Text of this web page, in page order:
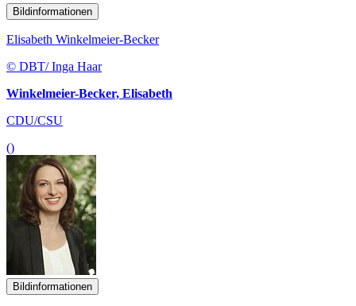
Bildinformationen
Elisabeth Winkelmeier-Becker
© DBT/ Inga Haar
Winkelmeier-Becker, Elisabeth
CDU/CSU
()
Bildinformationen